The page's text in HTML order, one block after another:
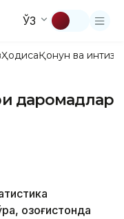
ЎЗ
ҲодисаҚонун ва
даромадлар
Қозоғистонда